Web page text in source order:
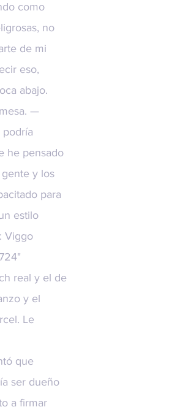
como
no
de mi
eso,
abajo.
—
he pensado
y los
para
estilo
Viggo
real y el de
y el
Le
que
ser dueño
a firmar